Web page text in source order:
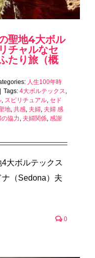
聖地4大ボル
チャルなセ
たり旅（概
人生100年時
| Tags: 4大ボルテックス
スピリチュアル セド
地 共感 夫婦 夫婦 感
の協力 夫婦関係 感謝
大ボルテックス
（Sedona）夫
0